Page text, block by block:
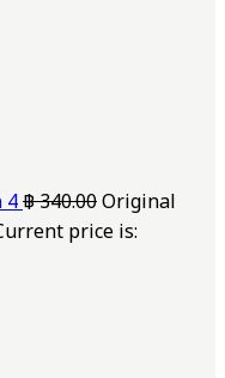
4฿340.00Original
price is: